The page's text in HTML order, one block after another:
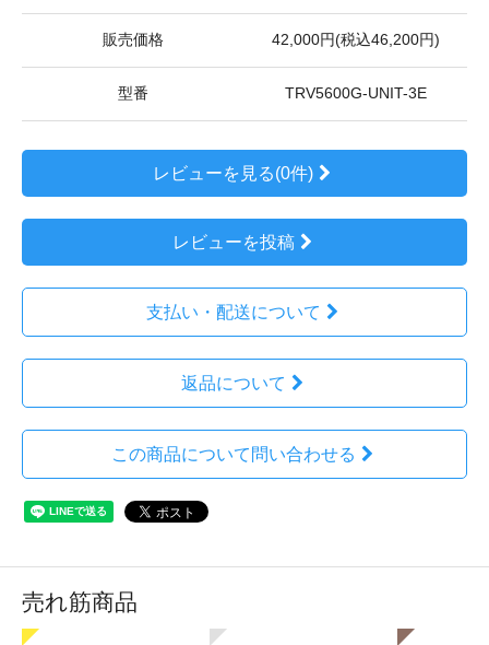
販売価格 42,000円(税込46,200円)
型番 TRV5600G-UNIT-3E
レビューを見る(0件)
レビューを投稿
支払い・配送について
返品について
この商品について問い合わせる
売れ筋商品